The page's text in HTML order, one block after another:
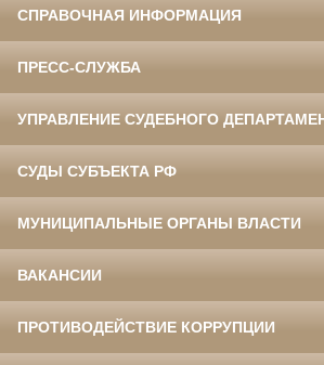
СПРАВОЧНАЯ ИНФОРМАЦИЯ
ПРЕСС-СЛУЖБА
УПРАВЛЕНИЕ СУДЕБНОГО
СУДЫ СУБЪЕКТА РФ
МУНИЦИПАЛЬНЫЕ ОРГАНЫ ВЛАСТИ
ВАКАНСИИ
ПРОТИВОДЕЙСТВИЕ КОРРУПЦИИ